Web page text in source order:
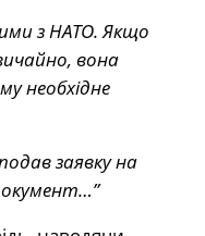
з НАТО. Якщо
вона
необхідне
заявку на